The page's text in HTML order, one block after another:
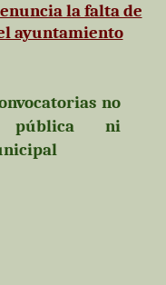
la falta de
ayuntamiento
no
pública ni